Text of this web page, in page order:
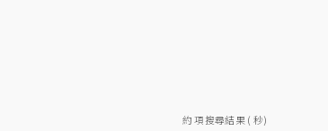
約 項搜尋結果 ( 秒)